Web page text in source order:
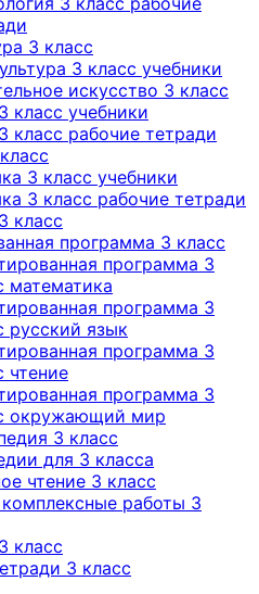
3 класс
3 класс учебники
искусство 3 класс
класс учебники
класс рабочие тетради
3 класс учебники
3 класс рабочие тетради
класс
программа 3 класс
программа 3
математика
программа 3
русский язык
программа 3
чтение
программа 3
окружающий мир
3 класс
для 3 класса
чтение 3 класс
работы 3
класс
3 класс